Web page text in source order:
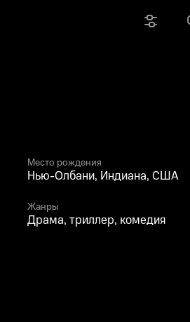
Место рождения
Нью-Олбани, Индиана, США
Жанры
Драма, триллер, комедия